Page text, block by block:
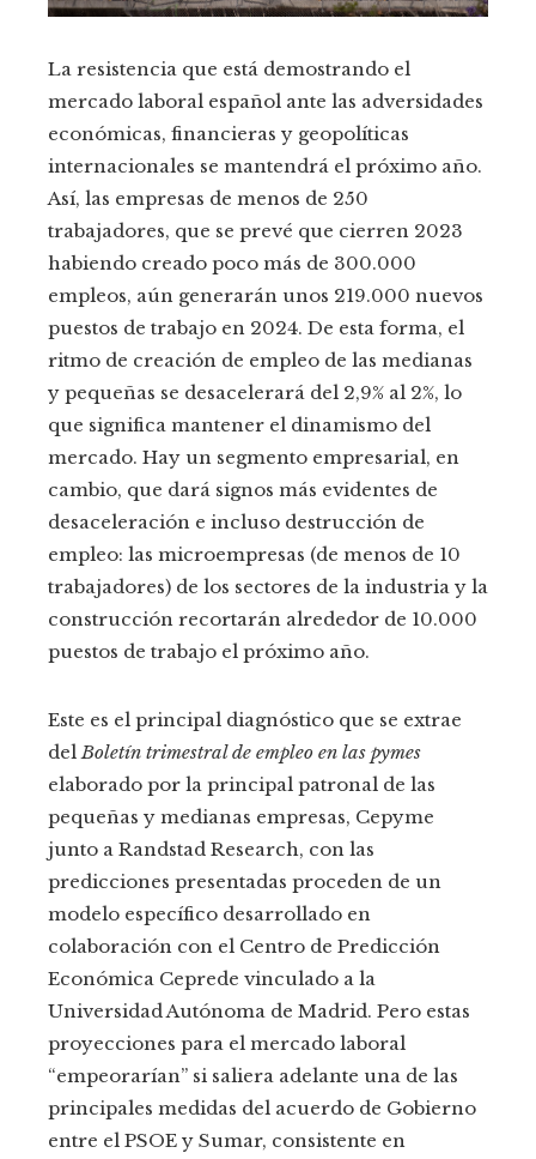
La resistencia que está demostrando el
mercado laboral español ante las adversidades
económicas, financieras y geopolíticas
internacionales se mantendrá el próximo año.
Así, las empresas de menos de 250
trabajadores, que se prevé que cierren 2023
habiendo creado poco más de 300.000
empleos, aún generarán unos 219.000 nuevos
puestos de trabajo en 2024. De esta forma, el
ritmo de creación de empleo de las medianas
y pequeñas se desacelerará del 2,9% al 2%, lo
que significa mantener el dinamismo del
mercado. Hay un segmento empresarial, en
cambio, que dará signos más evidentes de
desaceleración e incluso destrucción de
empleo: las microempresas (de menos de 10
trabajadores) de los sectores de la industria y la
construcción recortarán alrededor de 10.000
puestos de trabajo el próximo año.
Este es el principal diagnóstico que se extrae
delBoletín trimestral de empleo en las pymes
elaborado por la principal patronal de las
pequeñas y medianas empresas, Cepyme
junto a Randstad Research, con las
predicciones presentadas proceden de un
modelo específico desarrollado en
colaboración con el Centro de Predicción
Económica Ceprede vinculado a la
Universidad Autónoma de Madrid. Pero estas
proyecciones para el mercado laboral
“empeorarían” si saliera adelante una de las
principales medidas del acuerdo de Gobierno
entre el PSOE y Sumar, consistente en